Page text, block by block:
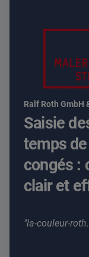
Ralf Roth GmbH
Saisie
temps
congés :
clair et
la-couleur-